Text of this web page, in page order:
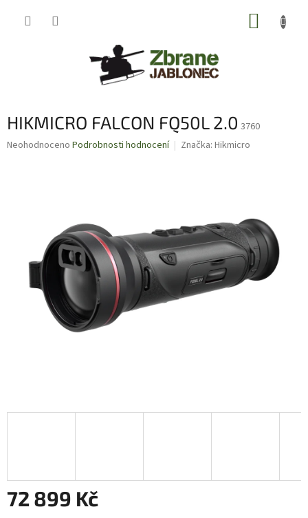
HIKMICRO FALCON FQ50L 2.0 3760
Průměrné
Neohodnoceno Podrobnosti hodnocení Značka: Hikmicro
72 899 Kč